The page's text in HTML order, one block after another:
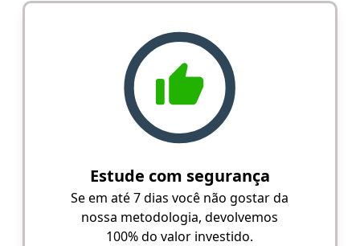
Estude com segurança
Se em até 7 dias você não gostar da
nossa metodologia, devolvemos
100% do valor investido.